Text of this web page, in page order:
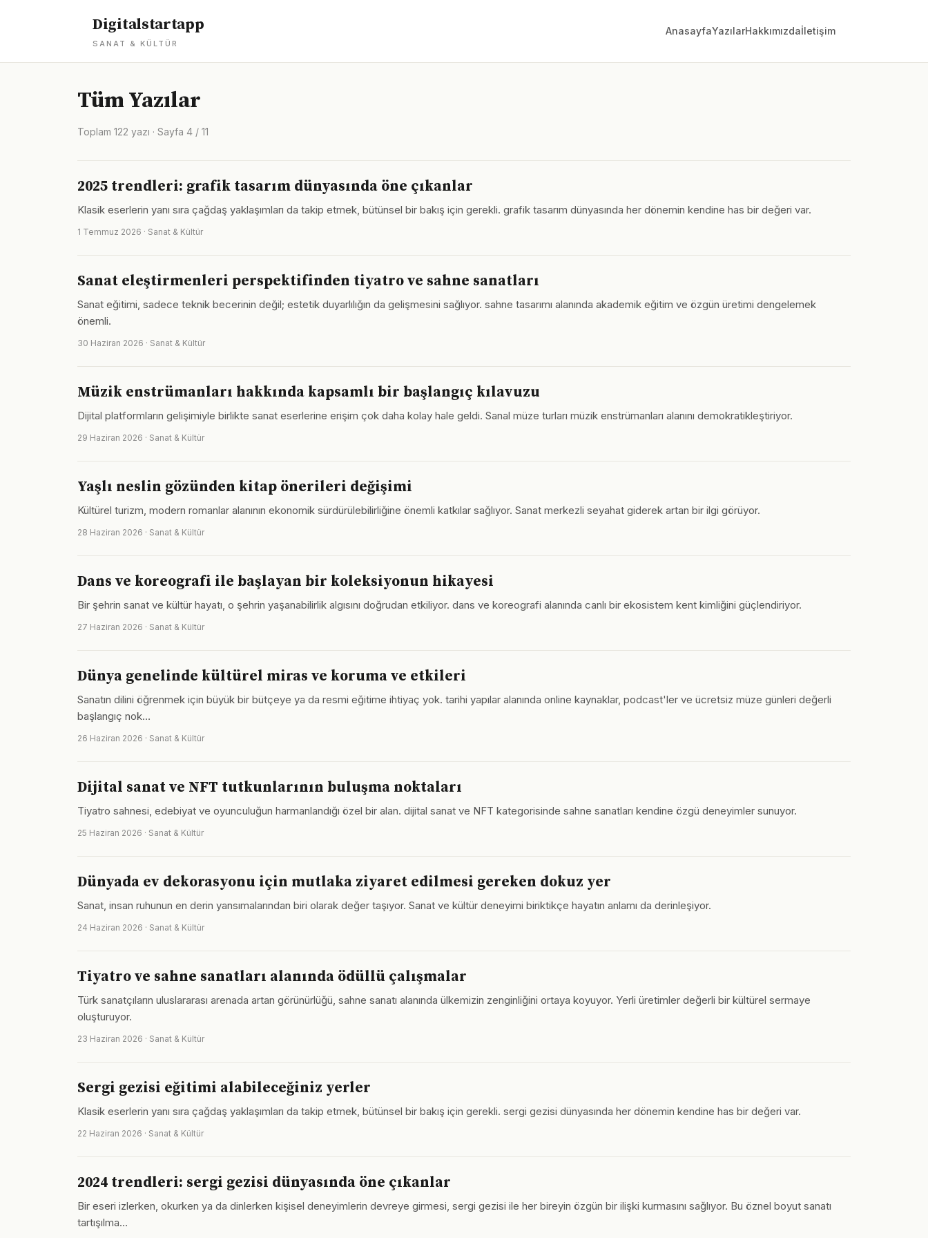
Digitalstartapp
SANAT & KÜLTÜR
AnasayfaYazılarHakkımızdaİletişim
Tüm Yazılar
Toplam 122 yazı · Sayfa 4 / 11
2025 trendleri: grafik tasarım dünyasında öne çıkanlar
Klasik eserlerin yanı sıra çağdaş yaklaşımları da takip etmek, bütünsel bir bakış için gerekli. grafik tasarım dünyasında her dönemin kendine has bir değeri var.
1 Temmuz 2026 · Sanat & Kültür
Sanat eleştirmenleri perspektifinden tiyatro ve sahne sanatları
Sanat eğitimi, sadece teknik becerinin değil; estetik duyarlılığın da gelişmesini sağlıyor. sahne tasarımı alanında akademik eğitim ve özgün üretimi dengelemek
önemli.
30 Haziran 2026 · Sanat & Kültür
Müzik enstrümanları hakkında kapsamlı bir başlangıç kılavuzu
Dijital platformların gelişimiyle birlikte sanat eserlerine erişim çok daha kolay hale geldi. Sanal müze turları müzik enstrümanları alanını demokratikleştiriyor.
29 Haziran 2026 · Sanat & Kültür
Yaşlı neslin gözünden kitap önerileri değişimi
Kültürel turizm, modern romanlar alanının ekonomik sürdürülebilirliğine önemli katkılar sağlıyor. Sanat merkezli seyahat giderek artan bir ilgi görüyor.
28 Haziran 2026 · Sanat & Kültür
Dans ve koreografi ile başlayan bir koleksiyonun hikayesi
Bir şehrin sanat ve kültür hayatı, o şehrin yaşanabilirlik algısını doğrudan etkiliyor. dans ve koreografi alanında canlı bir ekosistem kent kimliğini güçlendiriyor.
27 Haziran 2026 · Sanat & Kültür
Dünya genelinde kültürel miras ve koruma ve etkileri
Sanatın dilini öğrenmek için büyük bir bütçeye ya da resmi eğitime ihtiyaç yok. tarihi yapılar alanında online kaynaklar, podcast'ler ve ücretsiz müze günleri değerli
başlangıç nok…
26 Haziran 2026 · Sanat & Kültür
Dijital sanat ve NFT tutkunlarının buluşma noktaları
Tiyatro sahnesi, edebiyat ve oyunculuğun harmanlandığı özel bir alan. dijital sanat ve NFT kategorisinde sahne sanatları kendine özgü deneyimler sunuyor.
25 Haziran 2026 · Sanat & Kültür
Dünyada ev dekorasyonu için mutlaka ziyaret edilmesi gereken dokuz yer
Sanat, insan ruhunun en derin yansımalarından biri olarak değer taşıyor. Sanat ve kültür deneyimi biriktikçe hayatın anlamı da derinleşiyor.
24 Haziran 2026 · Sanat & Kültür
Tiyatro ve sahne sanatları alanında ödüllü çalışmalar
Türk sanatçıların uluslararası arenada artan görünürlüğü, sahne sanatı alanında ülkemizin zenginliğini ortaya koyuyor. Yerli üretimler değerli bir kültürel sermaye
oluşturuyor.
23 Haziran 2026 · Sanat & Kültür
Sergi gezisi eğitimi alabileceğiniz yerler
Klasik eserlerin yanı sıra çağdaş yaklaşımları da takip etmek, bütünsel bir bakış için gerekli. sergi gezisi dünyasında her dönemin kendine has bir değeri var.
22 Haziran 2026 · Sanat & Kültür
2024 trendleri: sergi gezisi dünyasında öne çıkanlar
Bir eseri izlerken, okurken ya da dinlerken kişisel deneyimlerin devreye girmesi, sergi gezisi ile her bireyin özgün bir ilişki kurmasını sağlıyor. Bu öznel boyut sanatı
tartışılma…